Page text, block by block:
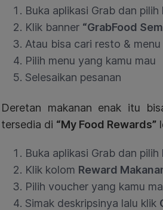
Buka aplikasi Grab dan pilih
Klik banner “GrabFood
Atau bisa cari resto &
Pilih menu yang kamu mau
Selesaikan pesanan
Deretan makanan enak itu
tersedia di “My Food Rewards”
Buka aplikasi Grab dan pilih
Klik kolom Reward
Pilih voucher yang kamu
Simak deskripsinya lalu klik